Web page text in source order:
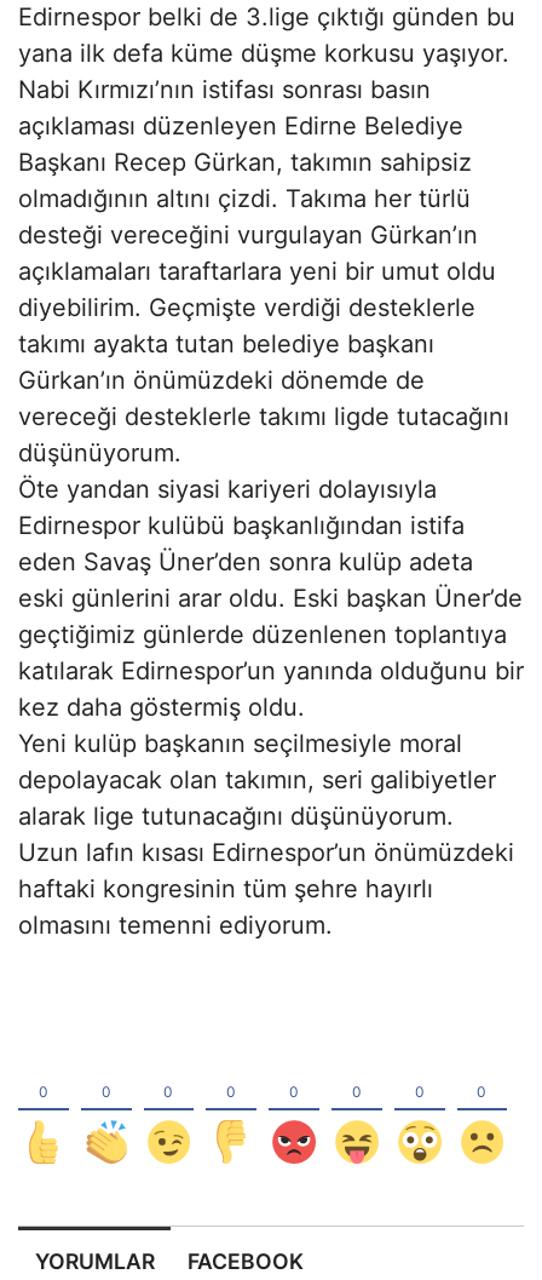
Edirnespor belki de 3.lige çıktığı günden bu
yana ilk defa küme düşme korkusu yaşıyor.
Nabi Kırmızı’nın istifası sonrası basın
açıklaması düzenleyen Edirne Belediye
Başkanı Recep Gürkan, takımın sahipsiz
olmadığının altını çizdi. Takıma her türlü
desteği vereceğini vurgulayan Gürkan’ın
açıklamaları taraftarlara yeni bir umut oldu
diyebilirim. Geçmişte verdiği desteklerle
takımı ayakta tutan belediye başkanı
Gürkan’ın önümüzdeki dönemde de
vereceği desteklerle takımı ligde tutacağını
düşünüyorum.
Öte yandan siyasi kariyeri dolayısıyla
Edirnespor kulübü başkanlığından istifa
eden Savaş Üner’den sonra kulüp adeta
eski günlerini arar oldu. Eski başkan Üner’de
geçtiğimiz günlerde düzenlenen toplantıya
katılarak Edirnespor’un yanında olduğunu bir
kez daha göstermiş oldu.
Yeni kulüp başkanın seçilmesiyle moral
depolayacak olan takımın, seri galibiyetler
alarak lige tutunacağını düşünüyorum.
Uzun lafın kısası Edirnespor’un önümüzdeki
haftaki kongresinin tüm şehre hayırlı
olmasını temenni ediyorum.
YORUMLAR FACEBOOK